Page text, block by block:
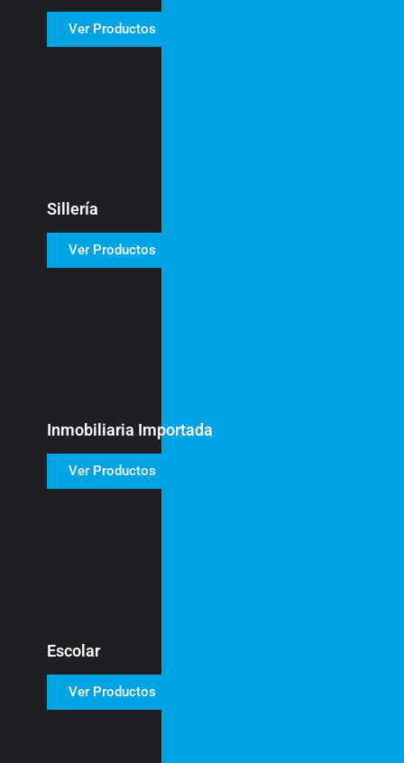
Ver Productos
Sillería
Ver Productos
Inmobiliaria Importada
Ver Productos
Escolar
Ver Productos